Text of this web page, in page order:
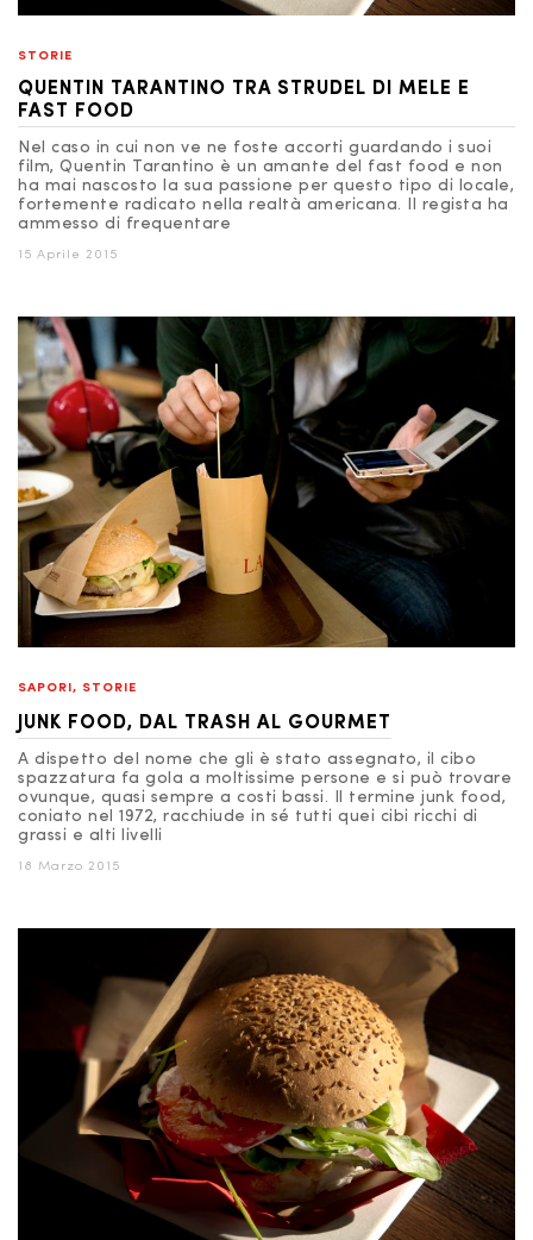
STORIE
QUENTIN TARANTINO TRA STRUDEL DI MELE E
FAST FOOD
Nel caso in cui non ve ne foste accorti guardando i suoi
film, Quentin Tarantino è un amante del fast food e non
ha mai nascosto la sua passione per questo tipo di locale,
fortemente radicato nella realtà americana. Il regista ha
ammesso di frequentare
15 Aprile 2015
SAPORI, STORIE
JUNK FOOD, DAL TRASH AL GOURMET
A dispetto del nome che gli è stato assegnato, il cibo
spazzatura fa gola a moltissime persone e si può trovare
ovunque, quasi sempre a costi bassi. Il termine junk food,
coniato nel 1972, racchiude in sé tutti quei cibi ricchi di
grassi e alti livelli
18 Marzo 2015